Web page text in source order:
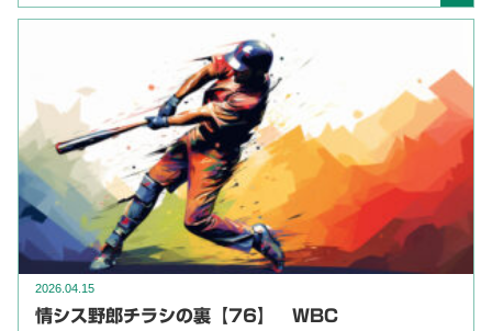
2026.04.15
情シス野郎チラシの裏【76】 WBC